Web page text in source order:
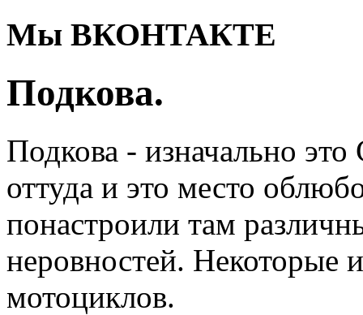
Мы ВКОНТАКТЕ
Подкова.
Подкова - изначально
оттуда и это место
понастроили там
неровностей. Некоторые
мотоциклов.